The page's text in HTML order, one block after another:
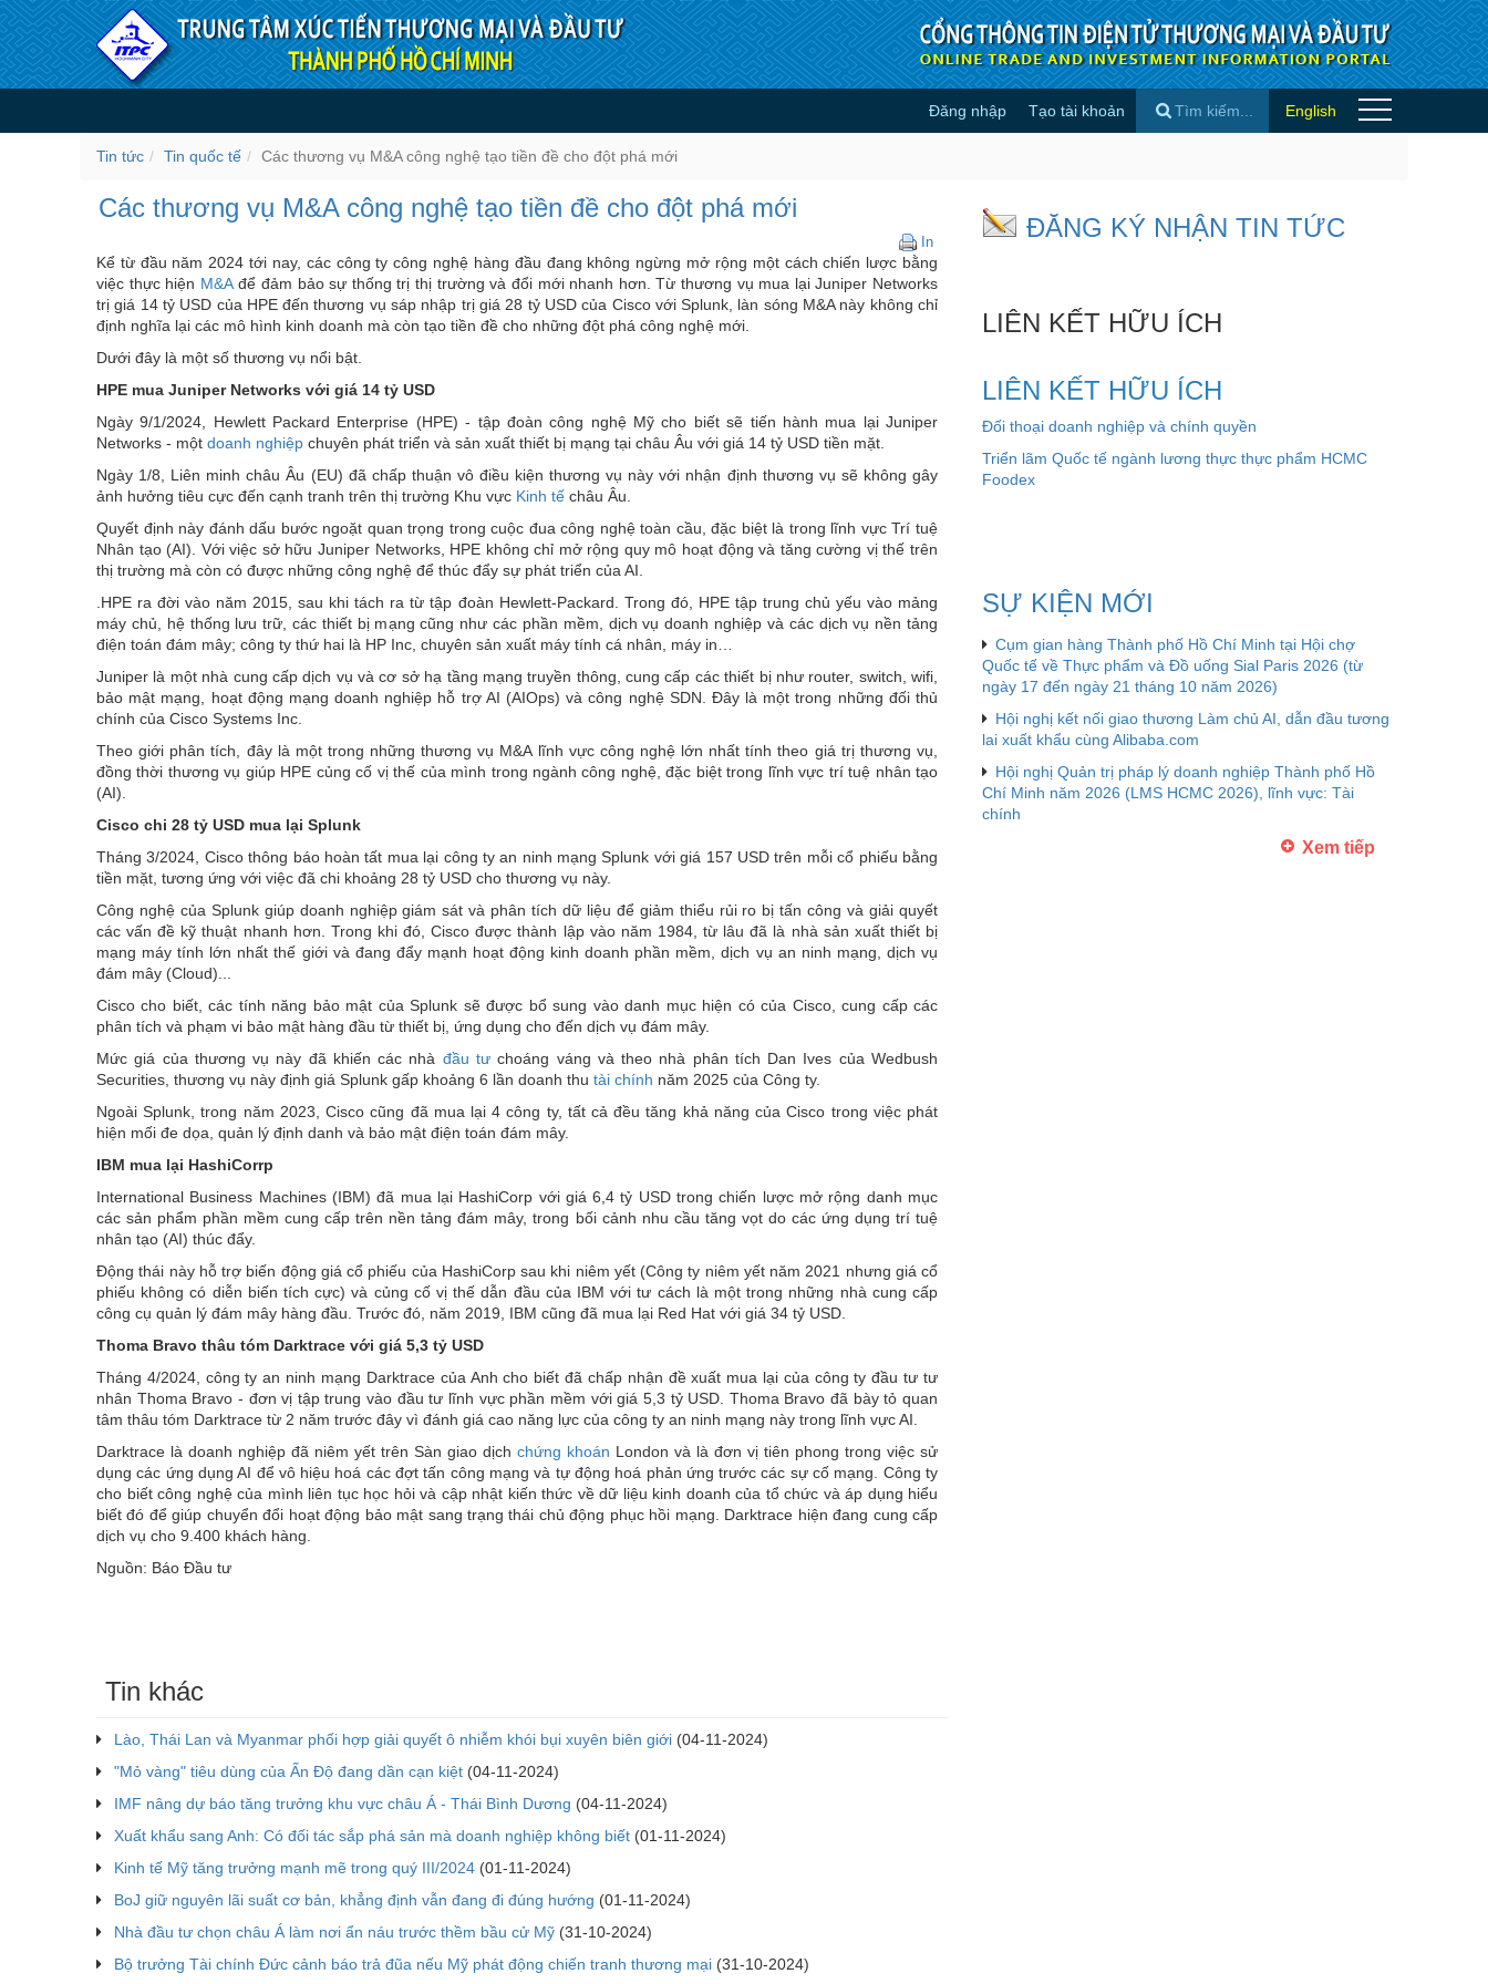
Truy cập nội dung luôn
Các thương vụ M&A công nghệ tạo tiền đề cho đột phá mới - Tin quốc tế
Đăng nhập Tạo tài khoản English
Tin tức Tin quốc tế Các thương vụ M&A công nghệ tạo tiền đề cho đột phá mới
Các thương vụ M&A công nghệ tạo tiền đề cho đột phá mới
InCác
thương
vụ
M&A
cho
mới
Kể từ đầu năm 2024 tới nay, các công ty công nghệ hàng đầu đang không ngừng mở rộng một cách chiến lược bằng
việc thực hiện M&Ađể đảm bảo sự thống trị thị trường và đổi mới nhanh hơn. Từ thương vụ mua lại Juniper Networks
trị giá 14 tỷ USD của HPE đến thương vụ sáp nhập trị giá 28 tỷ USD của Cisco với Splunk, làn sóng M&A này không chỉ
định nghĩa lại các mô hình kinh doanh mà còn tạo tiền đề cho những đột phá công nghệ mới.
Dưới đây là một số thương vụ nổi bật.
HPE mua Juniper Networks với giá 14 tỷ USD
Ngày 9/1/2024, Hewlett Packard Enterprise (HPE) - tập đoàn công nghệ Mỹ cho biết sẽ tiến hành mua lại Juniper
Networks - một doanh nghiệp chuyên phát triển và sản xuất thiết bị mạng tại châu Âu với giá 14 tỷ USD tiền mặt.
Ngày 1/8, Liên minh châu Âu (EU) đã chấp thuận vô điều kiện thương vụ này với nhận định thương vụ sẽ không gây
ảnh hưởng tiêu cực đến cạnh tranh trên thị trường Khu vực Kinh tế châu Âu.
Quyết định này đánh dấu bước ngoặt quan trọng trong cuộc đua công nghệ toàn cầu, đặc biệt là trong lĩnh vực Trí tuệ
Nhân tạo (AI). Với việc sở hữu Juniper Networks, HPE không chỉ mở rộng quy mô hoạt động và tăng cường vị thế trên
thị trường mà còn có được những công nghệ để thúc đẩy sự phát triển của AI.
HPE ra đời vào năm 2015, sau khi tách ra từ tập đoàn Hewlett-Packard. Trong đó, HPE tập trung chủ yếu vào mảng
máy chủ, hệ thống lưu trữ, các thiết bị mạng cũng như các phần mềm, dịch vụ doanh nghiệp và các dịch vụ nền tảng
điện toán đám mây; công ty thứ hai là HP Inc, chuyên sản xuất máy tính cá nhân, máy in…
Juniper là một nhà cung cấp dịch vụ và cơ sở hạ tầng mạng truyền thông, cung cấp các thiết bị như router, switch, wifi,
bảo mật mạng, hoạt động mạng doanh nghiệp hỗ trợ AI (AIOps) và công nghệ SDN. Đây là một trong những đối thủ
chính của Cisco Systems Inc.
Theo giới phân tích, đây là một trong những thương vụ M&A lĩnh vực công nghệ lớn nhất tính theo giá trị thương vụ,
đồng thời thương vụ giúp HPE củng cố vị thế của mình trong ngành công nghệ, đặc biệt trong lĩnh vực trí tuệ nhân tạo
(AI).
Cisco chi 28 tỷ USD mua lại Splunk
Tháng 3/2024, Cisco thông báo hoàn tất mua lại công ty an ninh mạng Splunk với giá 157 USD trên mỗi cổ phiếu bằng
tiền mặt, tương ứng với việc đã chi khoảng 28 tỷ USD cho thương vụ này.
Công nghệ của Splunk giúp doanh nghiệp giám sát và phân tích dữ liệu để giảm thiểu rủi ro bị tấn công và giải quyết
các vấn đề kỹ thuật nhanh hơn. Trong khi đó, Cisco được thành lập vào năm 1984, từ lâu đã là nhà sản xuất thiết bị
mạng máy tính lớn nhất thế giới và đang đẩy mạnh hoạt động kinh doanh phần mềm, dịch vụ an ninh mạng, dịch vụ
đám mây (Cloud)...
Cisco cho biết, các tính năng bảo mật của Splunk sẽ được bổ sung vào danh mục hiện có của Cisco, cung cấp các
phân tích và phạm vi bảo mật hàng đầu từ thiết bị, ứng dụng cho đến dịch vụ đám mây.
Mức giá của thương vụ này đã khiến các nhà đầu tư choáng váng và theo nhà phân tích Dan Ives của Wedbush
Securities, thương vụ này định giá Splunk gấp khoảng 6 lần doanh thu tài chính năm 2025 của Công ty.
Ngoài Splunk, trong năm 2023, Cisco cũng đã mua lại 4 công ty, tất cả đều tăng khả năng của Cisco trong việc phát
hiện mối đe dọa, quản lý định danh và bảo mật điện toán đám mây.
IBM mua lại HashiCorrp
International Business Machines (IBM) đã mua lại HashiCorp với giá 6,4 tỷ USD trong chiến lược mở rộng danh mục
các sản phẩm phần mềm cung cấp trên nền tảng đám mây, trong bối cảnh nhu cầu tăng vọt do các ứng dụng trí tuệ
nhân tạo (AI) thúc đẩy.
Động thái này hỗ trợ biến động giá cổ phiếu của HashiCorp sau khi niêm yết (Công ty niêm yết năm 2021 nhưng giá cổ
phiếu không có diễn biến tích cực) và củng cố vị thế dẫn đầu của IBM với tư cách là một trong những nhà cung cấp
công cụ quản lý đám mây hàng đầu. Trước đó, năm 2019, IBM cũng đã mua lại Red Hat với giá 34 tỷ USD.
Thoma Bravo thâu tóm Darktrace với giá 5,3 tỷ USD
Tháng 4/2024, công ty an ninh mạng Darktrace của Anh cho biết đã chấp nhận đề xuất mua lại của công ty đầu tư tư
nhân Thoma Bravo - đơn vị tập trung vào đầu tư lĩnh vực phần mềm với giá 5,3 tỷ USD. Thoma Bravo đã bày tỏ quan
tâm thâu tóm Darktrace từ 2 năm trước đây vì đánh giá cao năng lực của công ty an ninh mạng này trong lĩnh vực AI.
Darktrace là doanh nghiệp đã niêm yết trên Sàn giao dịch chứng khoán London và là đơn vị tiên phong trong việc sử
dụng các ứng dụng AI để vô hiệu hoá các đợt tấn công mạng và tự động hoá phản ứng trước các sự cố mạng. Công ty
cho biết công nghệ của mình liên tục học hỏi và cập nhật kiến ​​thức về dữ liệu kinh doanh của tổ chức và áp dụng hiểu
biết đó để giúp chuyển đổi hoạt động bảo mật sang trạng thái chủ động phục hồi mạng. Darktrace hiện đang cung cấp
dịch vụ cho 9.400 khách hàng.
Nguồn: Báo Đầu tư
Tin khác
Lào, Thái Lan và Myanmar phối hợp giải quyết ô nhiễm khói bụi xuyên biên giới (04-11-2024)
"Mỏ vàng" tiêu dùng của Ấn Độ đang dần cạn kiệt (04-11-2024)
IMF nâng dự báo tăng trưởng khu vực châu Á - Thái Bình Dương (04-11-2024)
Xuất khẩu sang Anh: Có đối tác sắp phá sản mà doanh nghiệp không biết (01-11-2024)
Kinh tế Mỹ tăng trưởng mạnh mẽ trong quý III/2024 (01-11-2024)
BoJ giữ nguyên lãi suất cơ bản, khẳng định vẫn đang đi đúng hướng (01-11-2024)
Nhà đầu tư chọn châu Á làm nơi ẩn náu trước thềm bầu cử Mỹ (31-10-2024)
Bộ trưởng Tài chính Đức cảnh báo trả đũa nếu Mỹ phát động chiến tranh thương mại (31-10-2024)
ĐĂNG KÝ NHẬN TIN TỨC
LIÊN KẾT HỮU ÍCH
LIÊN KẾT HỮU ÍCH
Đối thoại doanh nghiệp và chính quyền
Triển lãm Quốc tế ngành lương thực thực phẩm HCMC
Foodex
SỰ KIỆN MỚI
Cụm gian hàng Thành phố Hồ Chí Minh tại Hội chợ
Quốc tế về Thực phẩm và Đồ uống Sial Paris 2026 (từ
ngày 17 đến ngày 21 tháng 10 năm 2026)
Hội nghị kết nối giao thương Làm chủ AI, dẫn đầu tương
lai xuất khẩu cùng Alibaba.com
Hội nghị Quản trị pháp lý doanh nghiệp Thành phố Hồ
Chí Minh năm 2026 (LMS HCMC 2026), lĩnh vực: Tài
chính
Xem tiếp